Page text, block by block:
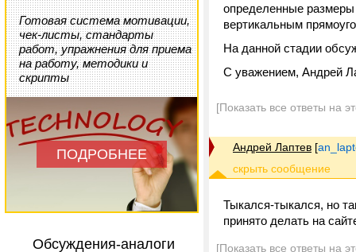
Готовая система мотивации,
чек-листы, стандарты
работ, упражнения для приема
на работу, методики и
скрипты
ПОДРОБНЕЕ
Обсуждения-аналоги
определенные размеры
вертикальным
На данной стадии
С уважением, Андрей
[Показать все ответы на
Андрей Лаптев [
Тыкался-тыкался, но
принято делать на
[Показать все ответы на